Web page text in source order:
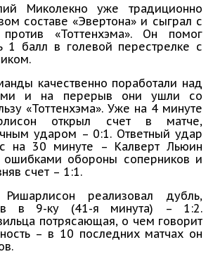
Миколекно уже традиционно
составе «Эвертона» и сыграл с
«Тоттенхэма». Он помог
1 балл в голевой перестрелке с
качественно поработали над
и на перерыв они ушли со
«Тоттенхэма». Уже на 4 минуте
открыл счет в матче,
ударом – 0:1. Ответный удар
на 30 минуте – Калверт Льюин
ошибками обороны соперников и
счет – 1:1.
реализовал дубль,
в 9-ку (41-я минута) – 1:2.
потрясающая, о чем говорит
– в 10 последних матчах он